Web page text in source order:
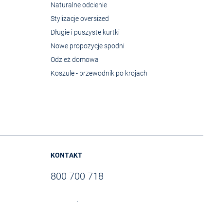
Naturalne odcienie
Stylizacje oversized
Długie i puszyste kurtki
Nowe propozycje spodni
Odzież domowa
Koszule - przewodnik po krojach
KONTAKT
800 700 718